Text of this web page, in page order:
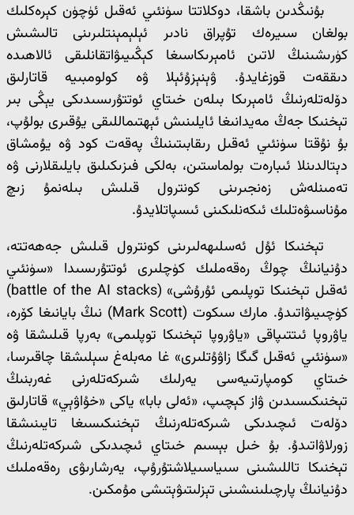
بۇنىڭدىن باشقا، دوكلاتتا سۈنئىي ئەقىل ئۈچۈن كېرەكلىك
بولغان سىيرەك تۇپراق نادىر ئېلېمېنتلىرىنى تالىشىش
كۈرىشىنىڭ لاتىن ئامېرىكاسىغا كېڭىيىۋاتقانلىقى ئالاھىدە
دىققەت قوزغايدۇ. ۋېنېزۇئېلا ۋە كولومبىيە قاتارلىق
دۆلەتلەرنىڭ ئامېرىكا بىلەن خىتاي ئوتتۇرىسىدىكى يېڭى بىر
تېخنىكا جەڭ مەيدانىغا ئايلىنىش ئېھتىماللىقى يۇقىرى بولۇپ،
بۇ نۇقتا سۈنئىي ئەقىل رىقابىتىنىڭ پەقەت كود ۋە يۇمشاق
دېتالدىنلا ئىبارەت بولماستىن، بەلكى فىزىكىلىق بايلىقلارنى ۋە
تەمىنلەش زەنجىرىنى كونترول قىلىش بىلەنمۇ زىچ
مۇناسىۋەتلىك ئىكەنلىكىنى ئىسپاتلايدۇ.
تېخنىكا ئۇل ئەسلىھەلىرىنى كونترول قىلىش جەھەتتە،
دۇنيانىڭ چوڭ رەقەملىك كۈچلىرى ئوتتۇرىسىدا «سۈنئىي
ئەقىل تېخنىكا توپلىمى ئۇرۇشى» (battle of the AI stacks)
كۈچىيىۋاتىدۇ. مارك سىكوت (Mark Scott) نىڭ بايانىغا كۆرە،
ياۋروپا ئىتتىپاقى «ياۋروپا تېخنىكا توپلىمى» بەرپا قىلىشقا ۋە
«سۈنئىي ئەقىل گىگا زاۋۇتلىرى» غا مەبلەغ سېلىشقا چاقىرسا،
خىتاي كومپارتىيەسى يەرلىك شىركەتلەرنى غەربنىڭ
تېخنىكىسىدىن ۋاز كېچىپ، «ئەلى بابا» ياكى «خۇاۋېي» قاتارلىق
دۆلەت ئىچىدىكى شىركەتلەرنىڭ تېخنىكىسىغا تايىنىشقا
زورلاۋاتىدۇ. بۇ خىل بېسىم خىتاي ئىچىدىكى شىركەتلەرنىڭ
تېخنىكا تاللىشىنى سىياسىيلاشتۇرۇپ، يەرشارىۋى رەقەملىك
دۇنيانىڭ پارچىلىنىشىنى تېزلىتىۋېتىشى مۇمكىن.